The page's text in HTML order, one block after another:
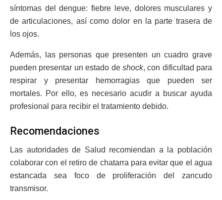
síntomas del dengue: fiebre leve, dolores musculares y
de articulaciones, así como dolor en la parte trasera de
los ojos.
Además, las personas que presenten un cuadro grave
pueden presentar un estado de shock, con dificultad para
respirar y presentar hemorragias que pueden ser
mortales. Por ello, es necesario acudir a buscar ayuda
profesional para recibir el tratamiento debido.
Recomendaciones
Las autoridades de Salud recomiendan a la población
colaborar con el retiro de chatarra para evitar que el agua
estancada sea foco de proliferación del zancudo
transmisor.